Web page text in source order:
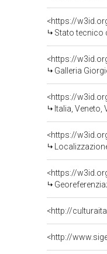
<https://
Stato tecnico
<https://
Galleria
<https://
Italia, Veneto,
<https://
<https://
<http://